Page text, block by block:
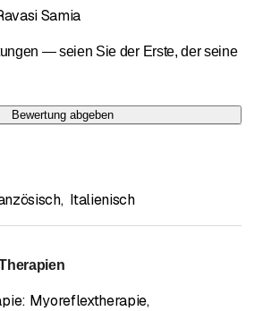
le dimanche
Samia
— seien Sie der Erste, der seine
Bewertung abgeben
, Italienisch
Myoreflextherapie,